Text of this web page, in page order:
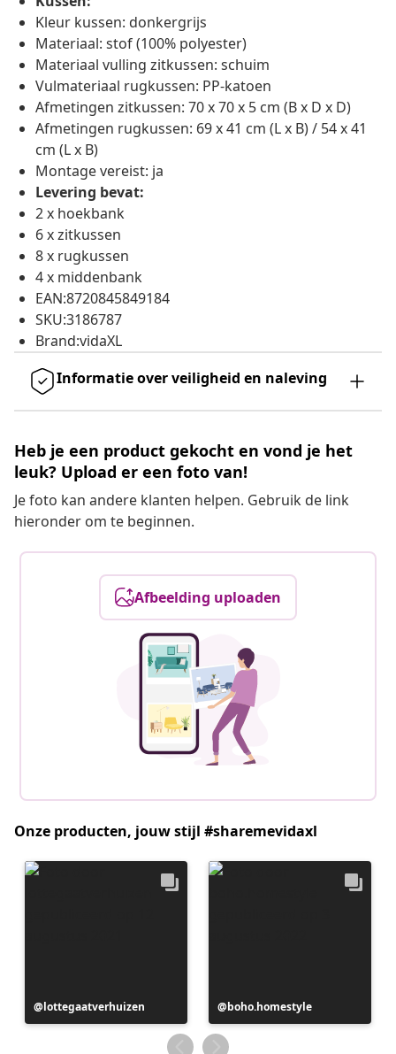
Kleur kussen: donkergrijs
Materiaal: stof (100% polyester)
Materiaal vulling zitkussen: schuim
Vulmateriaal rugkussen: PP-katoen
Afmetingen zitkussen: 70 x 70 x 5 cm (B x D x D)
Afmetingen rugkussen: 69 x 41 cm (L x B) / 54 x 41
cm (L x B)
Montage vereist: ja
Levering bevat:
2 x hoekbank
6 x zitkussen
8 x rugkussen
4 x middenbank
EAN:8720845849184
SKU:3186787
Brand:vidaXL
Informatie over veiligheid en naleving
Heb je een product gekocht en vond je het
leuk? Upload er een foto van!
Je foto kan andere klanten helpen. Gebruik de link
hieronder om te beginnen.
Afbeelding uploaden
Onze producten, jouw stijl #sharemevidaxl
Bericht
gepubliceerd
lottegaatverhuizen
Bericht
gepubliceerd
door
boho.homestyle